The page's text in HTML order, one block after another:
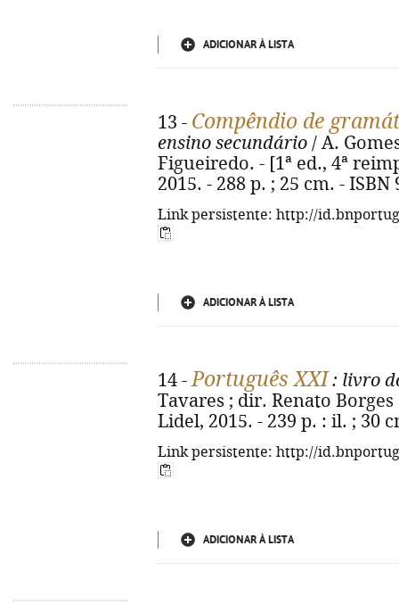
ADICIONAR À LISTA
13 - Compêndio de
ensino secundário / A.
Figueiredo. - [1ª ed., 4ª
2015. - 288 p. ; 25 cm. - ISBN
Link persistente: http://
ADICIONAR À LISTA
14 -Português XXI : livro
Tavares ; dir. Renato
Lidel, 2015. - 239 p. : il. ; 30
Link persistente: http://
ADICIONAR À LISTA